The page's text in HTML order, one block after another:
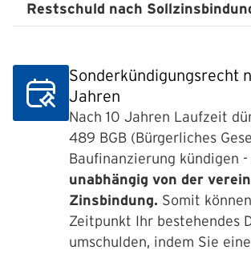
Restschuld nach
Sonderkündigungsrecht
Jahren
Nach 10 Jahren Laufzeit
489 BGB (Bürgerliches
Baufinanzierung kündigen
unabhängig von der
Zinsbindung. Somit
Zeitpunkt Ihr bestehendes
umschulden, indem Sie